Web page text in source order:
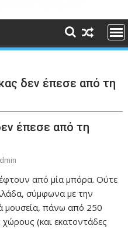
δεν έπεσε από τη
έπεσε από τη
από μία μπόρα. Ούτε
σύμφωνα με την
μουσεία, πάνω από 250
(και εκατοντάδες